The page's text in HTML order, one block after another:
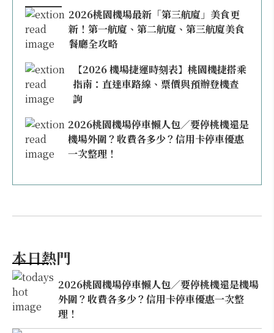
2026桃園機場最新「第三航廈」美食更
新！第一航廈、第二航廈、第三航廈美食
餐廳全攻略
【2026 機場捷運時刻表】桃園機捷搭乘
指南：直達車路線、票價與預辦登機查
詢
2026桃園機場停車懶人包／要停桃機還是
機場外圍？收費各多少？信用卡停車優惠
一次整理！
本日熱門
2026桃園機場停車懶人包／要停桃機還是機場
外圍？收費各多少？信用卡停車優惠一次整
理！